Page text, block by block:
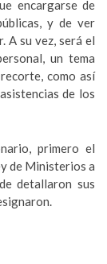
encargarse de
y de ver
A su vez, será el
un tema
como así
de los
primero el
de Ministerios a
detallaron sus